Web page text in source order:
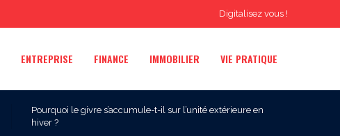
Digitalisez vous !
ENTREPRISE FINANCE IMMOBILIER VIE PRATIQUE
Pourquoi le givre s’accumule-t-il sur l’unité extérieure en
hiver ?